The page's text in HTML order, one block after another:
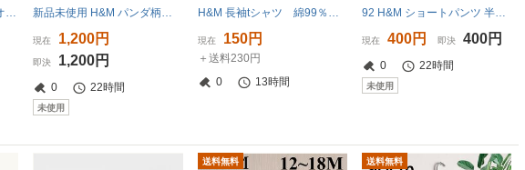
H＆М 74cm 70 カバーオール ジャンプスーツ ボア 女の子 アウター 新品未使用 H&M パンダ柄ロンパース サイズ80 送料無料
現在 1,200円
即決 1,200円
0 22時間
未使用
H&M 長袖tシャツ 綿99％ サイズ80cm 1歳
現在 150円
＋送料230円
0
13時間
92 H&M ショートパンツ 半ズボン ハーフパンツ ベージュ 夏用 保育園 yshop子供服90 95
現在 400円 即決 400円
0 22時間
未使用
送料無料 送料無料